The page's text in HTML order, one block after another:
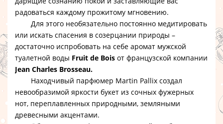
радоваться каждому прожитому мгновению.
Для этого необязательно постоянно медитировать
или искать спасения в созерцании природы –
достаточно испробовать на себе аромат мужской
туалетной воды Fruit de Bois от французской компании
Jean Charles Brosseau.
Находчивый парфюмер Martin Pallix создал
невообразимой яркости букет из сочных фужерных
нот, переплавленных природными, земляными
древесными акцентами.